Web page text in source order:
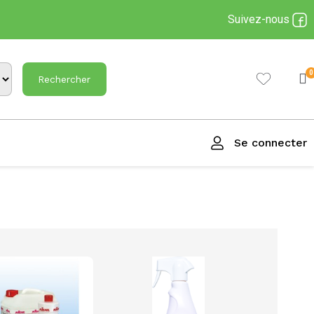
Suivez-nous
Rechercher
Se connecter